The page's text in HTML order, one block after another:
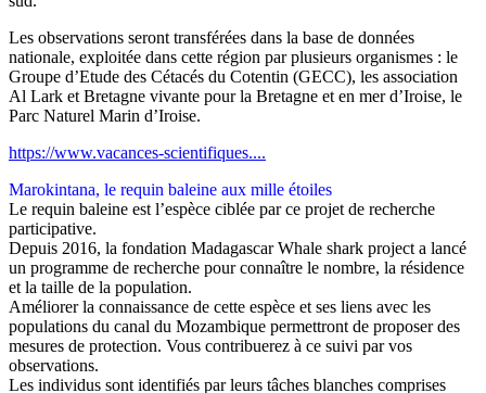
Les observations seront transférées dans la base de données
nationale, exploitée dans cette région par plusieurs organismes : le
Groupe d’Etude des Cétacés du Cotentin (GECC), les association
Al Lark et Bretagne vivante pour la Bretagne et en mer d’Iroise, le
Parc Naturel Marin d’Iroise.
https://www.vacances-scientifiques....
Marokintana, le requin baleine aux mille étoiles
Le requin baleine est l’espèce ciblée par ce projet de recherche
participative.
Depuis 2016, la fondation Madagascar Whale shark project a lancé
un programme de recherche pour connaître le nombre, la résidence
et la taille de la population.
Améliorer la connaissance de cette espèce et ses liens avec les
populations du canal du Mozambique permettront de proposer des
mesures de protection. Vous contribuerez à ce suivi par vos
observations.
Les individus sont identifiés par leurs tâches blanches comprises